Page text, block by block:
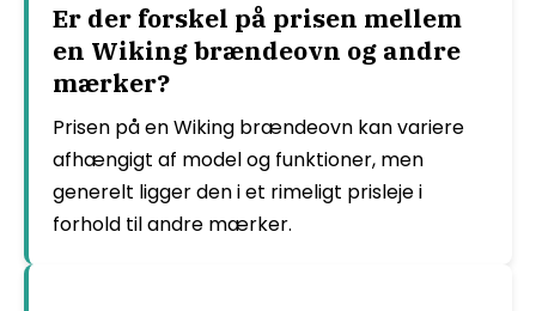
Er der forskel på prisen mellem
en Wiking brændeovn og andre
mærker?
Prisen på en Wiking brændeovn kan variere
afhængigt af model og funktioner, men
generelt ligger den i et rimeligt prisleje i
forhold til andre mærker.